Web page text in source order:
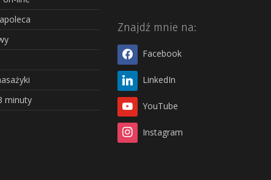
minuty
Znajdź mnie na:
Facebook
LinkedIn
YouTube
Instagram